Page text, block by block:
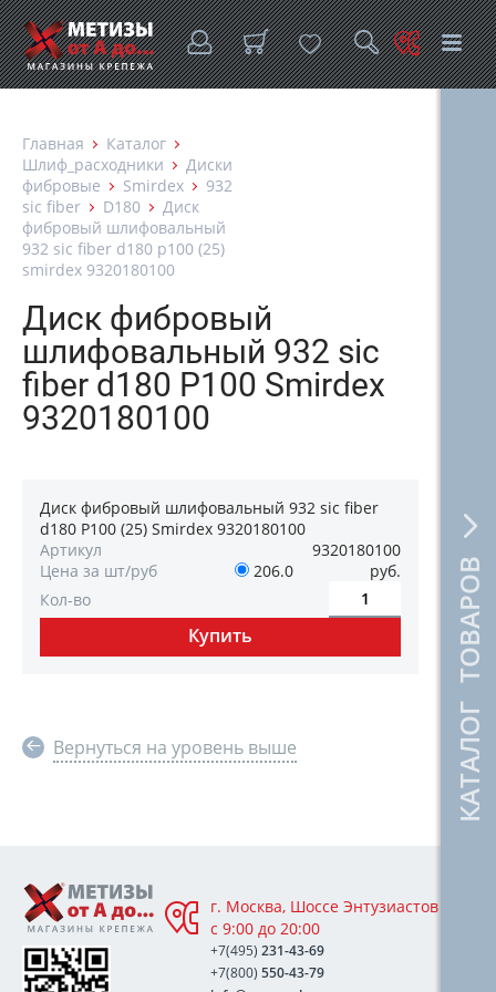
КАТАЛОГ ТОВАРОВ
Главная
Каталог
Шлиф_расходники
Диски
фибровые
Smirdex
932
sic fiber
D180
Диск
фибровый шлифовальный
932 sic fiber d180 p100 (25)
smirdex 9320180100
Диск фибровый
шлифовальный 932 sic
fiber d180 P100 Smirdex
9320180100
Диск фибровый шлифовальный 932 sic fiber
d180 P100 (25) Smirdex 9320180100
Артикул
9320180100
Цена за шт/руб
206.0
руб.
Кол-во
Вернуться на уровень выше
г. Москва, Шоссе Энтузиастов 76А,
с 9:00 до 20:00
+7(495) 231-43-69
+7(800) 550-43-79